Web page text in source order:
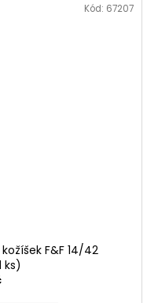
F&F 14/42
ks)
Kód: 67207